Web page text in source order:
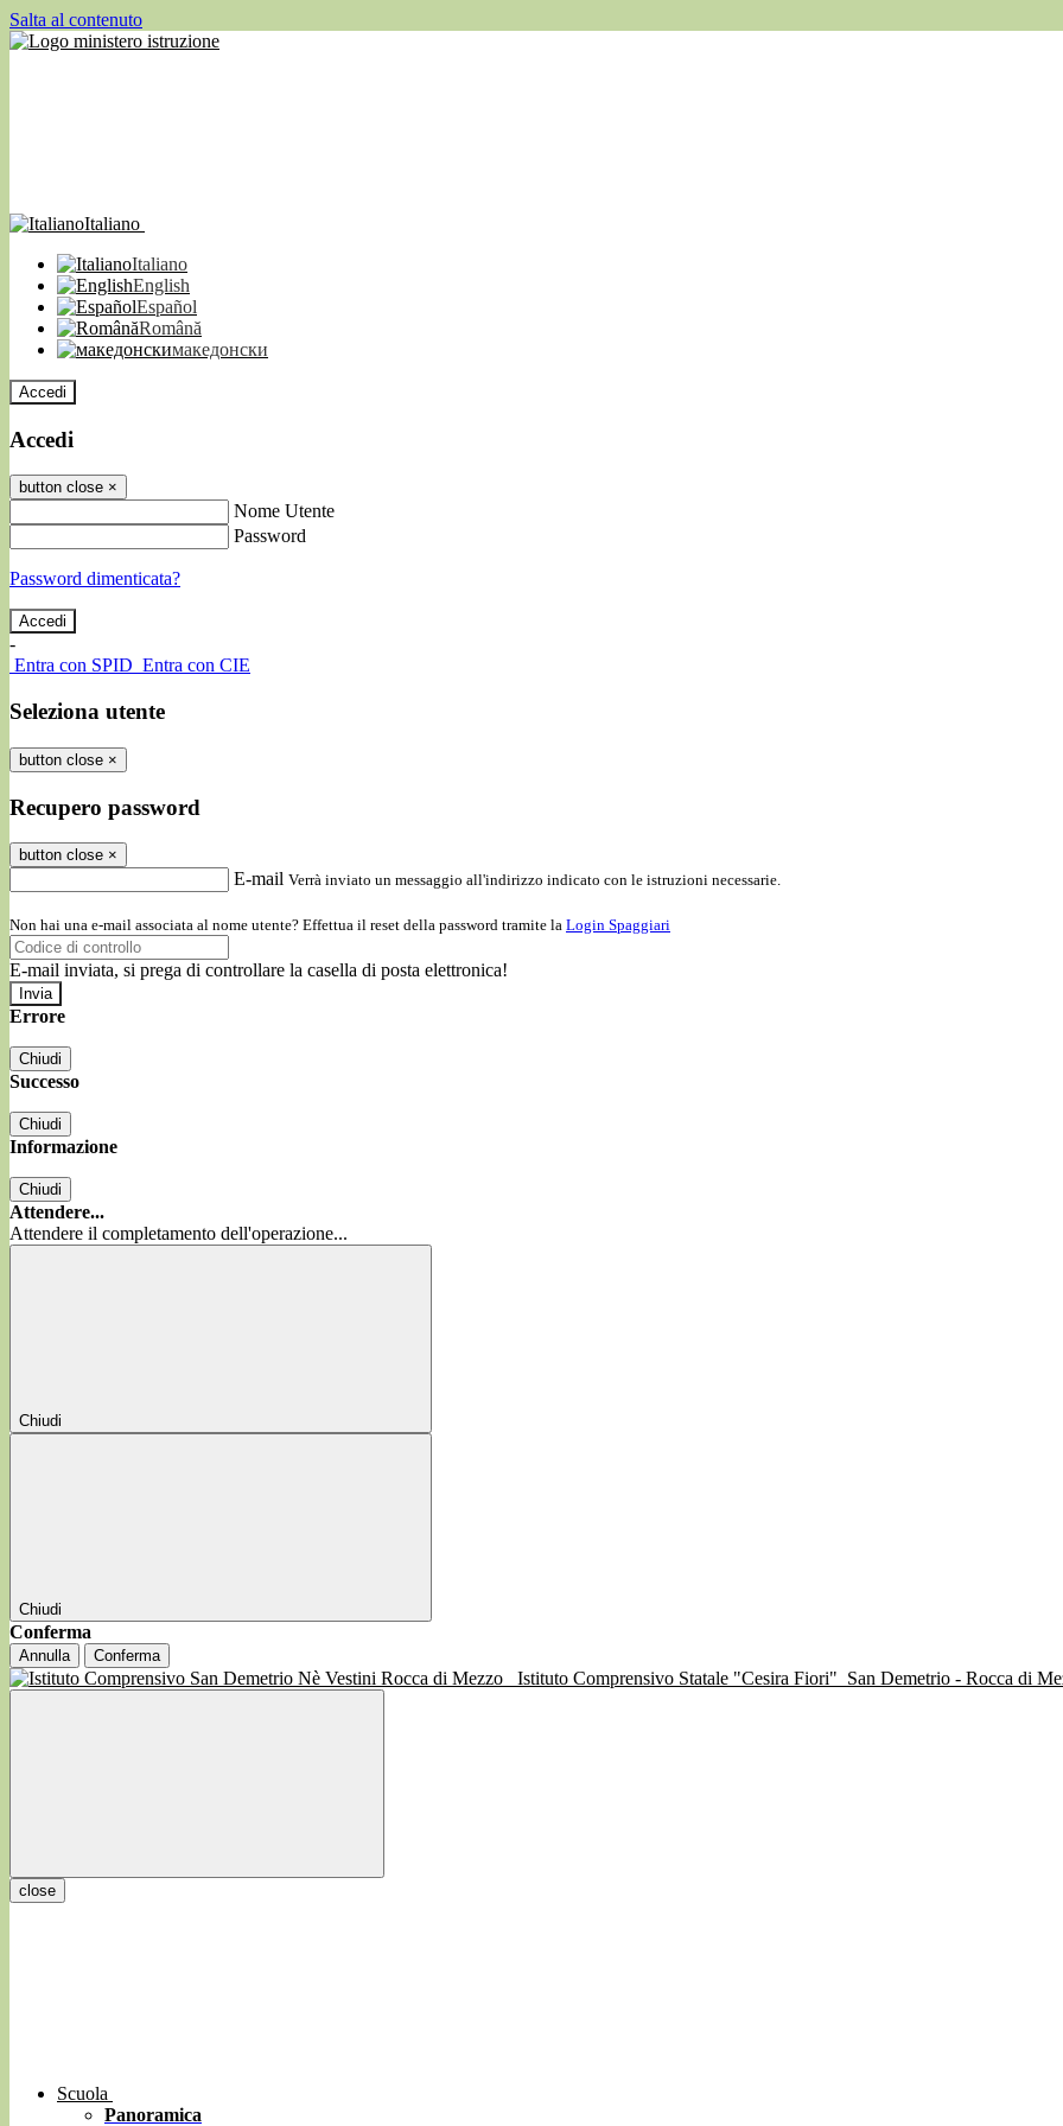
Salta al contenuto
Italiano
Italiano
English
Español
Română
македонски
Accedi
Accedi
button close ×
Nome Utente
Password
Password dimenticata?
-
Entra con SPID Entra con CIE
Seleziona utente
button close ×
Recupero password
button close ×
E-mail Verrà inviato un messaggio all'indirizzo indicato con le istruzioni necessarie.
Non hai una e-mail associata al nome utente? Effettua il reset della password tramite la Login Spaggiari
E-mail inviata, si prega di controllare la casella di posta elettronica!
Errore
Chiudi
Successo
Chiudi
Informazione
Chiudi
Attendere...
Attendere il completamento dell'operazione...
Chiudi
Chiudi
Conferma
Annulla Conferma
Istituto Comprensivo Statale "Cesira Fiori" San Demetrio - Rocca di
close
Scuola
Panoramica